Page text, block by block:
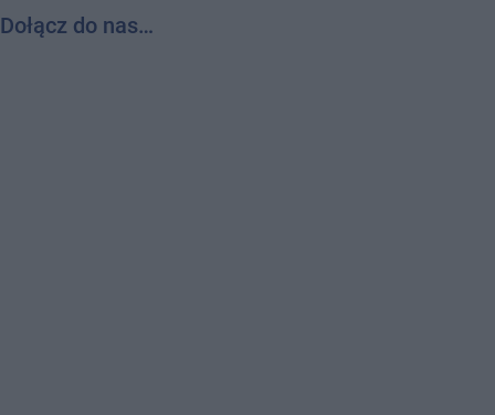
Dołącz do nas…